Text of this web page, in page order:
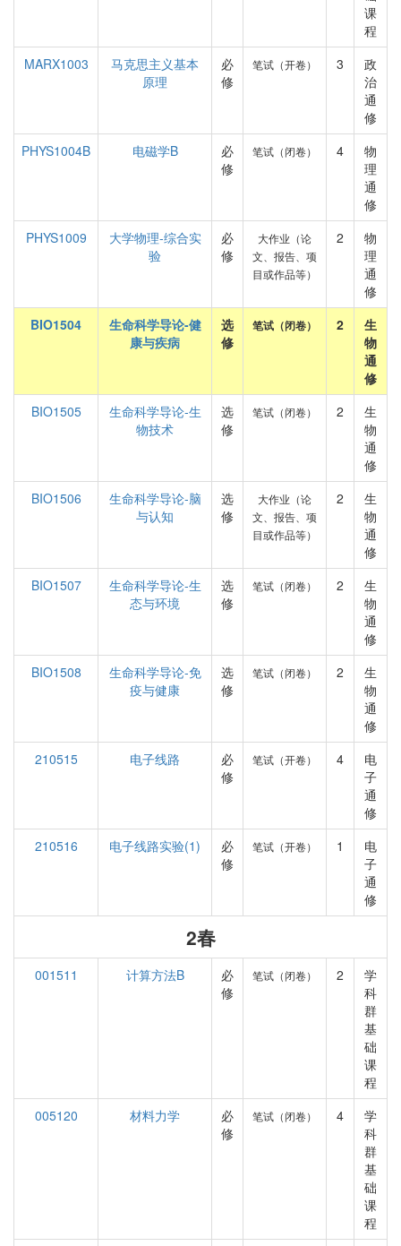
课
程
MARX1003
马克思主义基本
原理
必
修
笔试（开卷） 3
政
治
通
修
PHYS1004B
电磁学B
必
修
笔试（闭卷） 4
物
理
通
修
PHYS1009
大学物理-综合实
验
必
修
大作业（论
文、报告、项
目或作品等）
2
物
理
通
修
BIO1504
生命科学导论-健
康与疾病
选
修
笔试（闭卷） 2
生
物
通
修
BIO1505
生命科学导论-生
物技术
选
修
笔试（闭卷） 2
生
物
通
修
BIO1506
生命科学导论-脑
与认知
选
修
大作业（论
文、报告、项
目或作品等）
2
生
物
通
修
BIO1507
生命科学导论-生
态与环境
选
修
笔试（闭卷） 2
生
物
通
修
BIO1508
生命科学导论-免
疫与健康
选
修
笔试（闭卷） 2
生
物
通
修
210515
电子线路
必
修
笔试（开卷） 4
电
子
通
修
210516
电子线路实验(1)
必
修
笔试（开卷） 1
电
子
通
修
2春
001511 计算方法B
必
修
笔试（闭卷） 2
学
科
群
基
础
课
程
005120
材料力学
必
修
笔试（闭卷） 4
学
科
群
基
础
课
程